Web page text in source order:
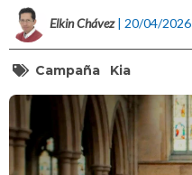
Elkin Chávez | 20/04/2026
Campaña Kia